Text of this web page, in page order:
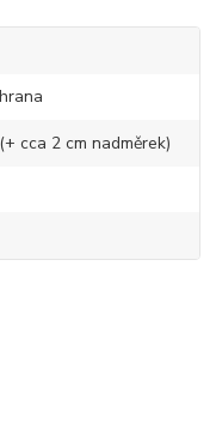
cca 2 cm nadměrek)